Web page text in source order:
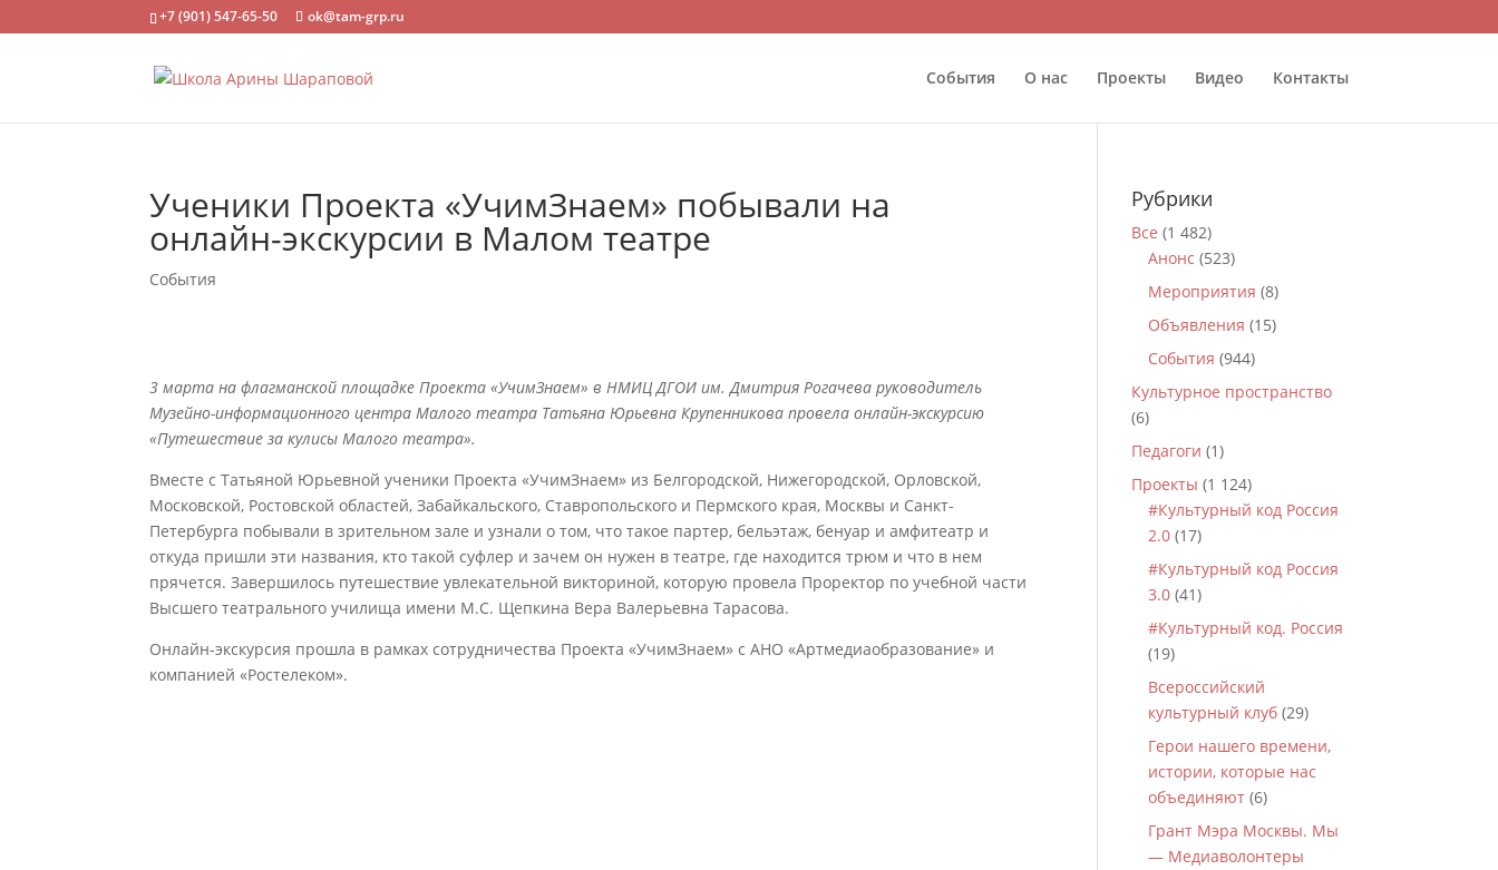
+7 (901) 547-65-50 ok@tam-grp.ru
События О нас Проекты Видео Контакты
Ученики Проекта «УчимЗнаем» побывали на
онлайн-экскурсии в Малом театре
События
3 марта на флагманской площадке Проекта «УчимЗнаем» в НМИЦ ДГОИ им. Дмитрия Рогачева руководитель
Музейно-информационного центра Малого театра Татьяна Юрьевна Крупенникова провела онлайн-экскурсию
«Путешествие за кулисы Малого театра».
Вместе с Татьяной Юрьевной ученики Проекта «УчимЗнаем» из Белгородской, Нижегородской, Орловской,
Московской, Ростовской областей, Забайкальского, Ставропольского и Пермского края, Москвы и Санкт-
Петербурга побывали в зрительном зале и узнали о том, что такое партер, бельэтаж, бенуар и амфитеатр и
откуда пришли эти названия, кто такой суфлер и зачем он нужен в театре, где находится трюм и что в нем
прячется. Завершилось путешествие увлекательной викториной, которую провела Проректор по учебной части
Высшего театрального училища имени М.С. Щепкина Вера Валерьевна Тарасова.
Онлайн-экскурсия прошла в рамках сотрудничества Проекта «УчимЗнаем» с АНО «Артмедиаобразование» и
компанией «Ростелеком».
Рубрики
Все (1 482)
Анонс (523)
Мероприятия (8)
Объявления (15)
События (944)
Культурное пространство
(6)
Педагоги (1)
Проекты (1 124)
#Культурный код Россия
2.0 (17)
#Культурный код Россия
3.0 (41)
#Культурный код. Россия
(19)
Всероссийский
культурный клуб (29)
Герои нашего времени,
истории, которые нас
объединяют (6)
Грант Мэра Москвы. Мы
— Медиаволонтеры